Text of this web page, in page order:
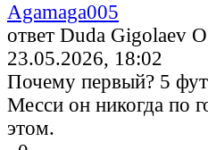
Agamaga005
ответ Duda Gigolaev
23.05.2026, 18:02
Почему первый? 5
Месси он никогда по
этом.